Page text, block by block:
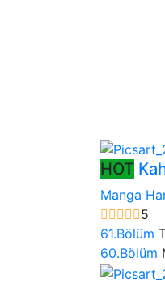
HOT
Manga
5
61.Bölüm
60.Bölüm